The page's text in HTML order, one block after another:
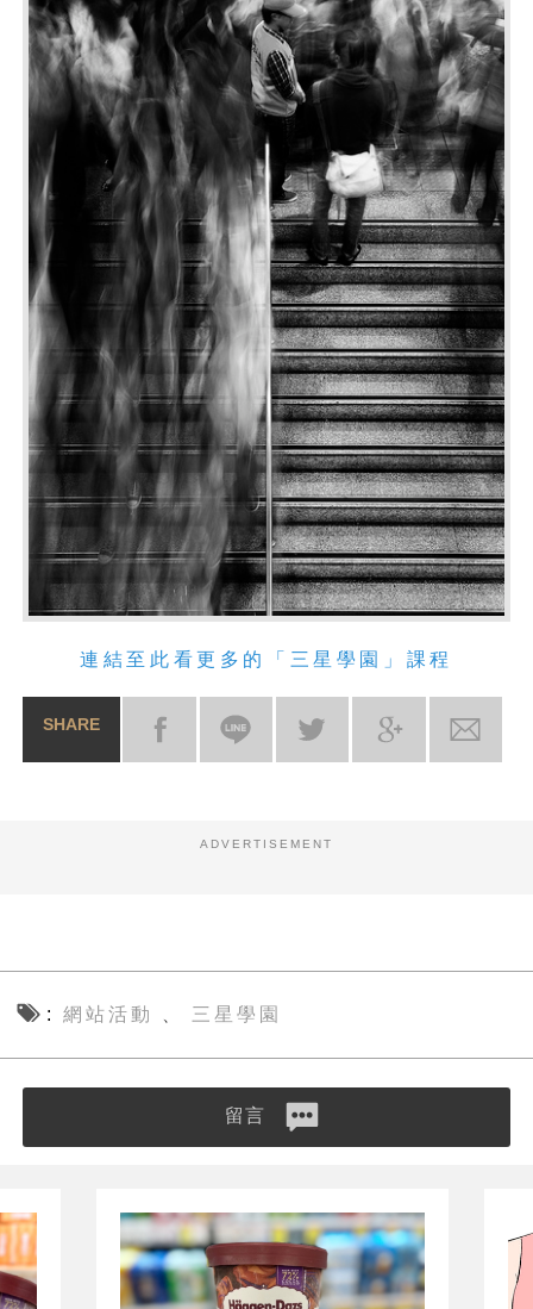
連結至此看更多的「三星學園」課程
SHARE
ADVERTISEMENT
網站活動 三星學園
留言